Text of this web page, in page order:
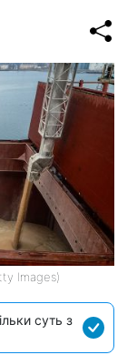
Images)
суть з